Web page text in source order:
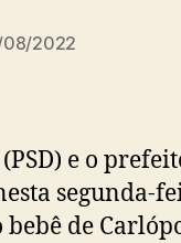
2022
e o
segunda-
de